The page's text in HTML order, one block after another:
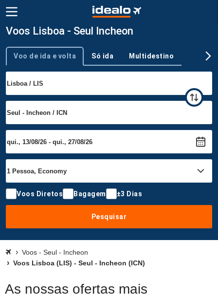
Voos Lisboa - Seul Incheon
Tipo de viagem
Voo de ida e volta Só ida Multidestino
Voos Diretos Bagagem ±3 Dias
Pesquisar
Voos - Seul - Incheon
Voos Lisboa (LIS) - Seul - Incheon (ICN)
As nossas ofertas mais